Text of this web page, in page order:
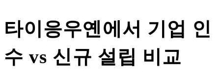
타이응우옌에서 기업 인
수 vs 신규 설립 비교